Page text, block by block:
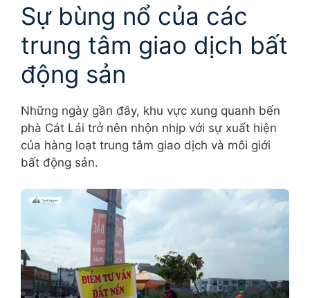
Sự bùng nổ của các
trung tâm giao dịch bất
động sản
Những ngày gần đây, khu vực xung quanh bến
phà Cát Lái trở nên nhộn nhịp với sự xuất hiện
của hàng loạt trung tâm giao dịch và môi giới
bất động sản.